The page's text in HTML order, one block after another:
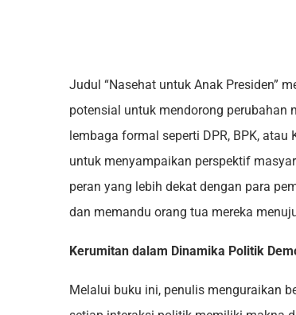
Judul “Nasehat untuk Anak Presiden”
potensial untuk mendorong perubahan
lembaga formal seperti DPR, BPK,
untuk menyampaikan perspektif
peran yang lebih dekat dengan para
dan memandu orang tua mereka
Kerumitan dalam Dinamika Politik
Melalui buku ini, penulis menguraikan